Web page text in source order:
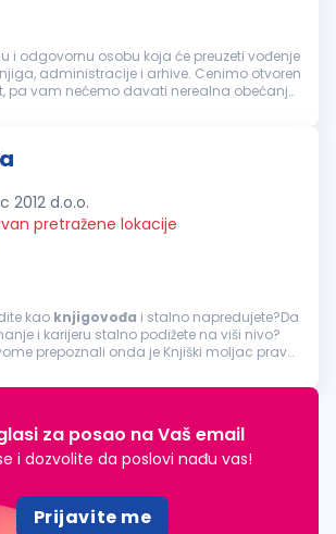
i odgovornu osobu koja će preuzeti vođenje
administracije i arhive. Cenimo otvoren
pa vam nećemo davati nerealna obećanja,
2012 d.o.o.
pretražene lokacije
kao knjigovođa i stalno napredujete?Da
i karijeru stalno podižete na viši nivo?
prepoznali onda je Knjiški moljac pravo
za posao na Vaš email
i dozvolite da poslovi nađu vas!
Prijavite me